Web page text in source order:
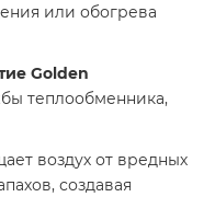
или обогрева
Golden
теплообменника,
воздух от вредных
создавая